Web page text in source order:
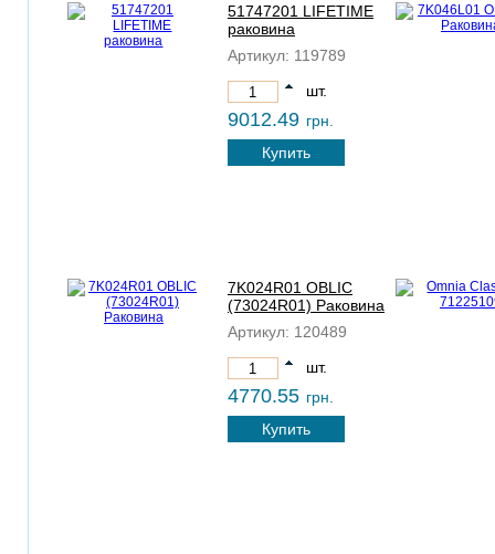
51747201 LIFETIME
раковина
Артикул: 119789
шт.
9012.49 грн.
Купить
7K024R01 OBLIC
(73024R01) Раковина
Артикул: 120489
шт.
4770.55 грн.
Купить